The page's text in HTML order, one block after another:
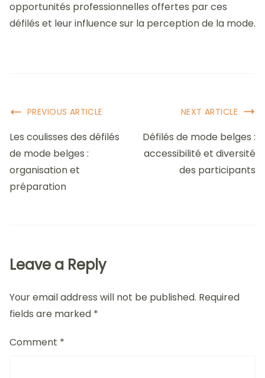
opportunités professionnelles offertes par ces
défilés et leur influence sur la perception de la mode.
Post
Navigation
PREVIOUS ARTICLE
Les coulisses des défilés
de mode belges :
organisation et
préparation
NEXT ARTICLE
Défilés de mode belges :
accessibilité et diversité
des participants
Leave a Reply
Your email address will not be published. Required
fields are marked *
Comment *